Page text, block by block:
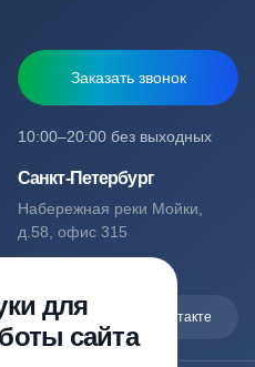
Заказать звонок
10:00–20:00 без выходных
Санкт-Петербург
Набережная реки Мойки,
д.58, офис 315
+7 (812) 244-49-61
Вконтакте
для
сайта